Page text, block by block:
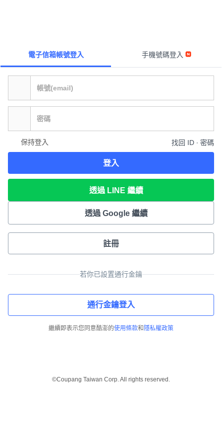
電子信箱帳號登入 手機號碼登入
保持登入 找回 ID ∙ 密碼
登入
透過 LINE 繼續
透過 Google 繼續
註冊
若你已設置通行金鑰
通行金鑰登入
繼續即表示您同意酷澎的使用條款和 隱私權政策
©Coupang Taiwan Corp. All rights reserved.